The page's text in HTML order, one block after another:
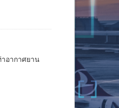
อากาศยาน